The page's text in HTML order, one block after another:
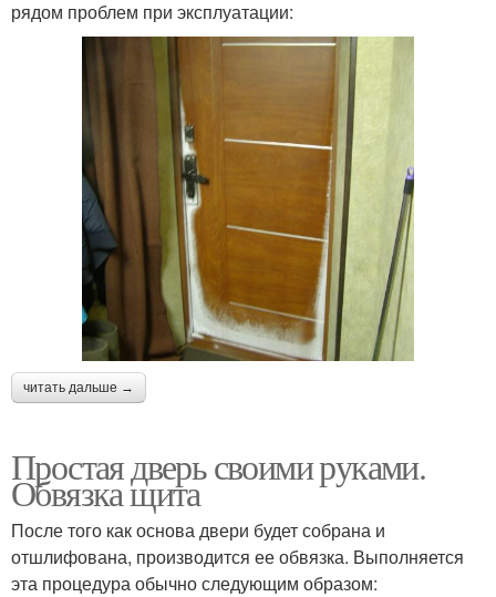
рядом проблем при эксплуатации:
читать дальше →
Простая дверь своими руками.
Обвязка щита
После того как основа двери будет собрана и
отшлифована, производится ее обвязка. Выполняется
эта процедура обычно следующим образом: